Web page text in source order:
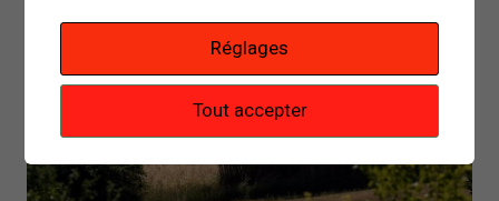
Réglages
Tout accepter